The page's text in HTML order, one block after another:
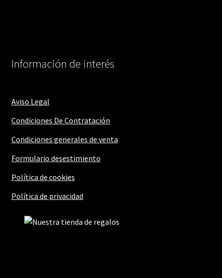
Información de interés
Aviso Legal
Condiciones De Contratación
Condiciones generales de venta
Formulario desestimiento
Política de cookies
Política de privacidad